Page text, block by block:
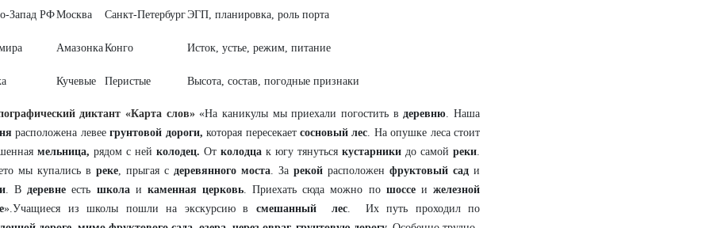
Запад РФМосква Санкт-ПетербургЭГП, планировка, роль порта
АмазонкаКонго Исток, устье, режим, питание
Кучевые Перистые Высота, состав, погодные признаки
диктант «Карта слов»«На каникулы мы приехали погостить вдеревню. Наша
расположена левеегрунтовой дороги, которая пересекает сосновый лес. На опушке леса стоит
мельница, рядом с ней колодец. От колодца к югу тянуться кустарники до самой реки.
мы купались в реке, прыгая с деревянного моста. За рекой расположен фруктовый сад и
. Вдеревнеесть школаи каменная церковь. Приехать сюда можно по шоссе ижелезной
».Учащиеся из школы пошли на экскурсию в смешанный лес. Их путь проходил по